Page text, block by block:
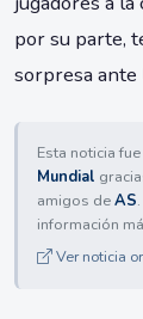
por su parte,
sorpresa
Esta noticia
Mundial
amigos deAS
información
Ver noticia